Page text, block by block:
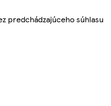
predchádzajúceho súhlasu